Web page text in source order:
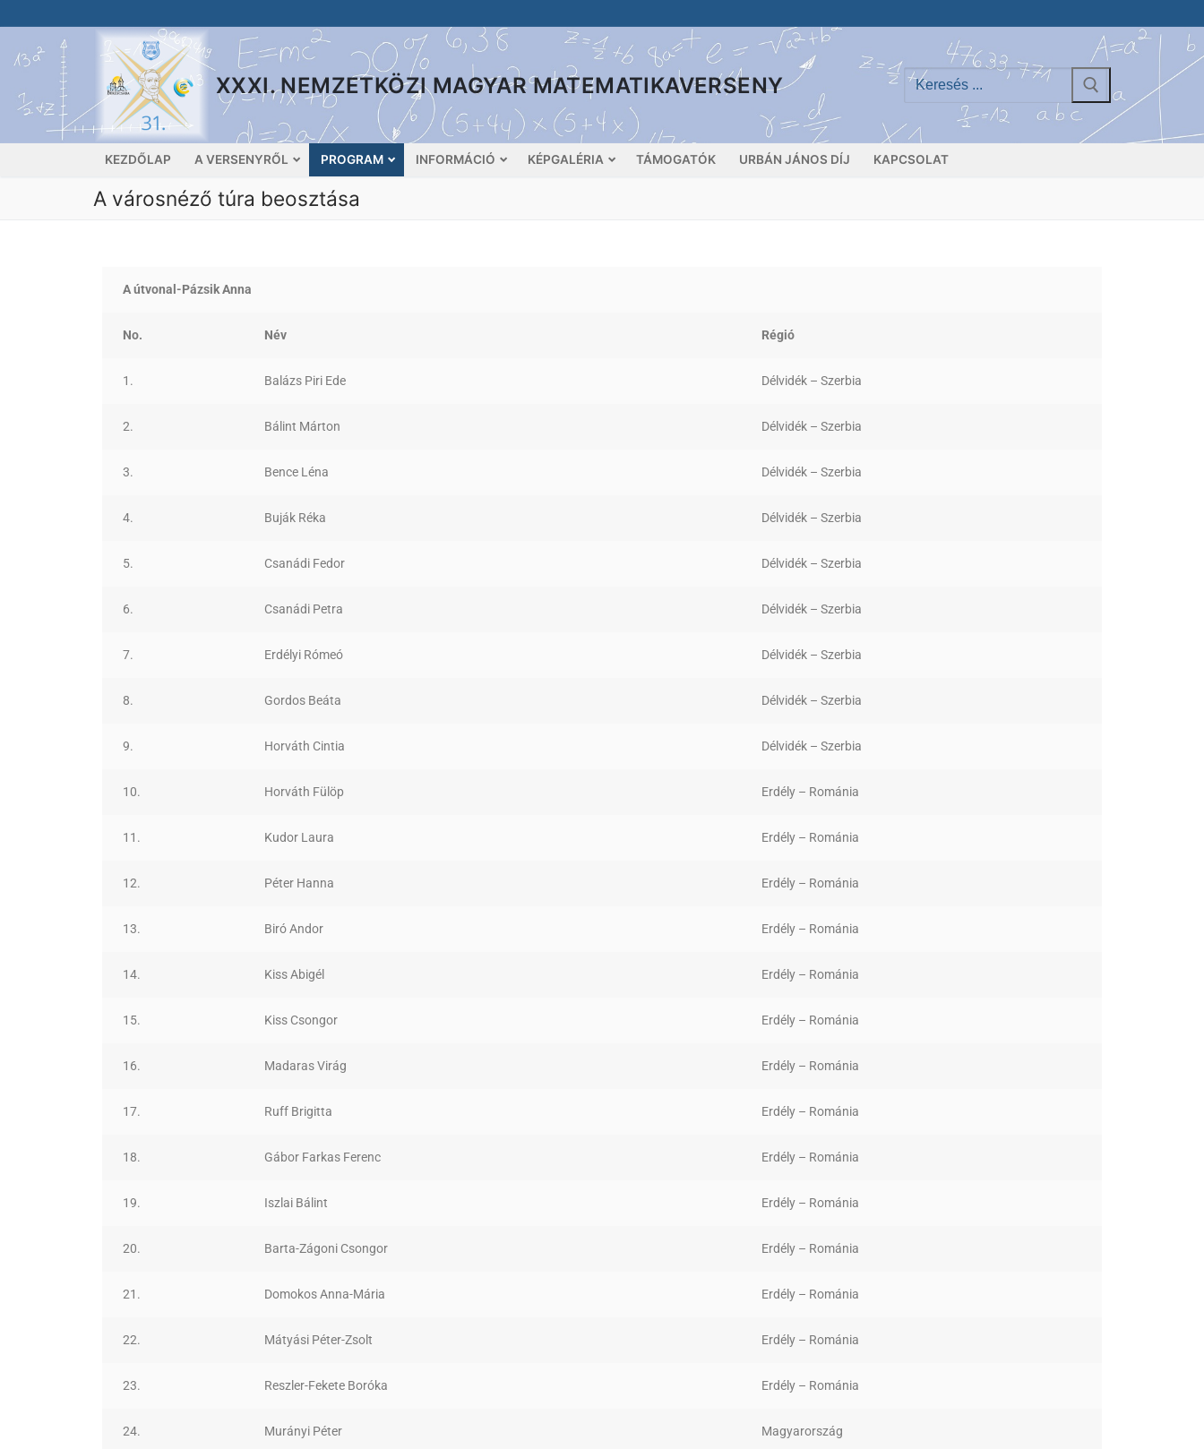
XXXI. NEMZETKÖZI MAGYAR MATEMATIKAVERSENY
KEZDŐLAP A VERSENYRŐL PROGRAM INFORMÁCIÓ KÉPGALÉRIA TÁMOGATÓK URBÁN JÁNOS DÍJ KAPCSOLAT
A városnéző túra beosztása
A útvonal-Pázsik Anna
No. Név Régió
1. Balázs Piri Ede Délvidék – Szerbia
2. Bálint Márton Délvidék – Szerbia
3. Bence Léna Délvidék – Szerbia
4. Buják Réka Délvidék – Szerbia
5. Csanádi Fedor Délvidék – Szerbia
6. Csanádi Petra Délvidék – Szerbia
7. Erdélyi Rómeó Délvidék – Szerbia
8. Gordos Beáta Délvidék – Szerbia
9. Horváth Cintia Délvidék – Szerbia
10. Horváth Fülöp Erdély – Románia
11. Kudor Laura Erdély – Románia
12. Péter Hanna Erdély – Románia
13. Biró Andor Erdély – Románia
14. Kiss Abigél Erdély – Románia
15. Kiss Csongor Erdély – Románia
16. Madaras Virág Erdély – Románia
17. Ruff Brigitta Erdély – Románia
18. Gábor Farkas Ferenc Erdély – Románia
19. Iszlai Bálint Erdély – Románia
20. Barta-Zágoni Csongor Erdély – Románia
21. Domokos Anna-Mária Erdély – Románia
22. Mátyási Péter-Zsolt Erdély – Románia
23. Reszler-Fekete Boróka Erdély – Románia
24. Murányi Péter Magyarország